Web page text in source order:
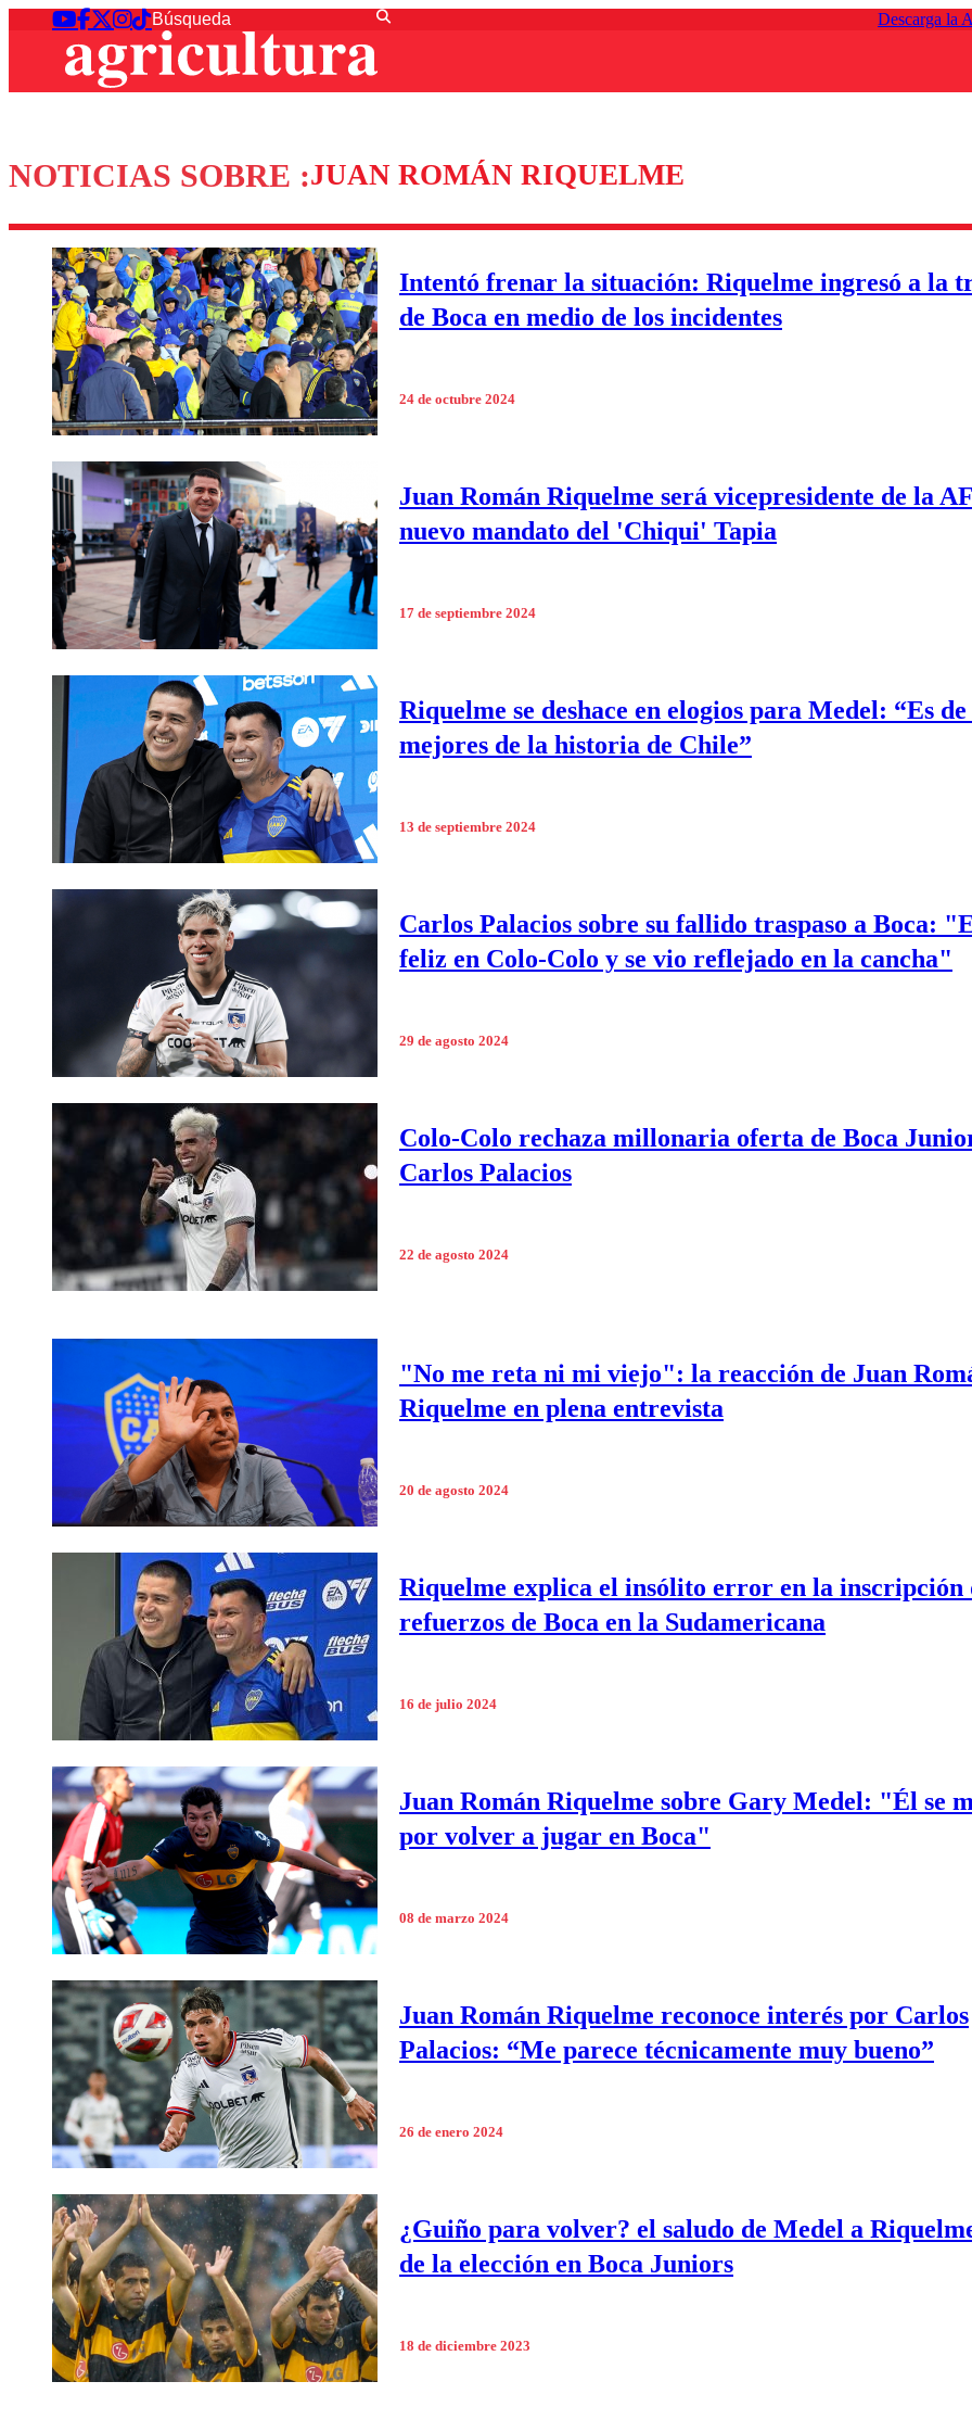
Descarga la
NOTICIAS SOBRE :JUAN ROMÁN RIQUELME
Intentó frenar la situación: Riquelme ingresó a la
de Boca en medio de los incidentes
24 de octubre 2024
Juan Román Riquelme será vicepresidente de la
nuevo mandato del 'Chiqui' Tapia
17 de septiembre 2024
Riquelme se deshace en elogios para Medel: “Es de
mejores de la historia de Chile”
13 de septiembre 2024
Carlos Palacios sobre su fallido traspaso a Boca:
feliz en Colo-Colo y se vio reflejado en la cancha"
29 de agosto 2024
Colo-Colo rechaza millonaria oferta de Boca
Carlos Palacios
22 de agosto 2024
"No me reta ni mi viejo": la reacción de Juan
Riquelme en plena entrevista
20 de agosto 2024
Riquelme explica el insólito error en la inscripción
refuerzos de Boca en la Sudamericana
16 de julio 2024
Juan Román Riquelme sobre Gary Medel: "Él se
por volver a jugar en Boca"
08 de marzo 2024
Juan Román Riquelme reconoce interés por Carlos
Palacios: “Me parece técnicamente muy bueno”
26 de enero 2024
¿Guiño para volver? el saludo de Medel a
de la elección en Boca Juniors
18 de diciembre 2023